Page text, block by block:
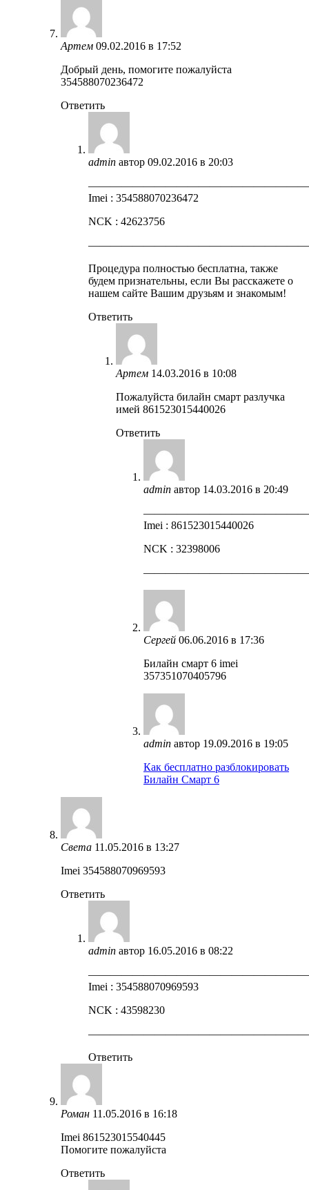
Артем 09.02.2016 в 17:52
Добрый день, помогите пожалуйста
354588070236472
Ответить
admin автор 09.02.2016 в 20:03
Imei : 354588070236472
NCK : 42623756
Процедура полностью бесплатна, также
будем признательны, если Вы расскажете о
нашем сайте Вашим друзьям и знакомым!
Ответить
Артем 14.03.2016 в 10:08
Пожалуйста билайн смарт разлучка
имей 861523015440026
Ответить
admin автор 14.03.2016 в 20:49
Imei : 861523015440026
NCK : 32398006
Сергей 06.06.2016 в 17:36
Билайн смарт 6 imei
357351070405796
admin автор 19.09.2016 в 19:05
Как бесплатно разблокировать
Билайн Смарт 6
Света 11.05.2016 в 13:27
Imei 354588070969593
Ответить
admin автор 16.05.2016 в 08:22
Imei : 354588070969593
NCK : 43598230
Ответить
Роман 11.05.2016 в 16:18
Imei 861523015540445
Помогите пожалуйста
Ответить